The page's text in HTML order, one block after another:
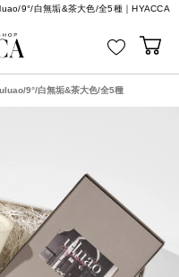
9°/白無垢&茶大色/全5種｜HYACCA
9°/白無垢&茶大色/全5種